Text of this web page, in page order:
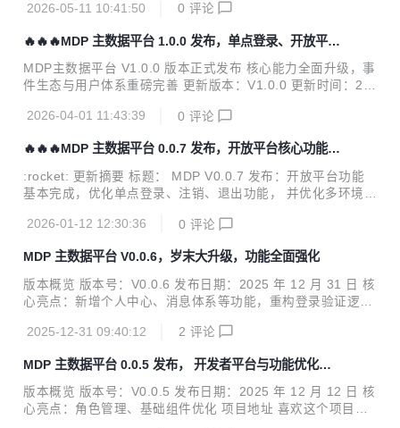
23457，sop-gateway-server端口号为23456 feat: 新增独立
（简化boot-server职责） feat: 集成power-job feat: controll
er 层 重命名为 web层 feat: worker-server 支持通过配置文
件启用或禁用 du...
2026-05-11 10:41:50 0 评论
🔥🔥🔥MDP 主数据平台 1.0.0 发布，单点登录、开放平
台、管理中心应有尽有
MDP主数据平台 V1.0.0 版本正式发布 核心能力全面升级，事
件生态与用户体系重磅完善 更新版本：V1.0.0 更新时间：20
https://gitcode.com/henhen6/mdp https://gitee.com/henhe
护按钮权限编码，支持前端按钮权限配置，权限管控更规范 开
发者中心：上线事件管理全功能体系，包含事件增删改查、应
用订阅、事件触发及日志全流程 开发者中心：组织、用户相关
2026-04-01 11:43:39 0 评论
🔥🔥🔥MDP 主数据平台 0.0.7 发布，开放平台核心功能完
成，优化单点登录、注销、退出功能
:rocket: 更新摘要 标题： MDP V0.0.7 发布：开放平台功能
基本完成，优化单点登录、注销、退出功能， 并优化多环境适
多场景事件订阅与接口调用；深度重构 Sa-Token 源码以支持
境变量模式，实现了依赖项的精细化控制与最小化引入。 项目
地址： https://github.com/henhen6/mdp https://gitcode.co
m/henhen6/mdp https://gitee.com/henhen6/mdp :memo:
2026-01-12 12:30:36 0 评论
MDP 主数据平台 V0.0.6，岁末大升级，功能全面强化
版本概览 版本号：V0.0.6 发布日期：2025 年 12 月 31 日 核
心亮点：新增个人中心、消息体系等功能，重构登录验证逻
哦。 :wave::wave::wave: https://github.com/henhen6/mdp
n6/mdp 主要更新内容 1. Build 依赖更新 sms4j 3.3.5 aiedito
r 1.0.13 vue-codemirror 6.1.1 @codemirror/lang-h...
2025-12-31 09:40:12 2 评论
MDP 主数据平台 0.0.5 发布， 开发者平台与功能优化全
面落地
版本概览 版本号：V0.0.5 发布日期：2025 年 12 月 12 日 核
心亮点：角色管理、基础组件优化 项目地址 喜欢这个项目的